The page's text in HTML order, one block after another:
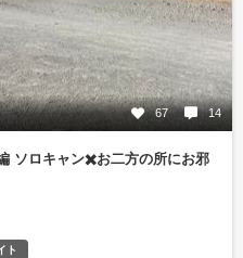
67 14
ソロキャン✖️お二方の所にお邪
ト